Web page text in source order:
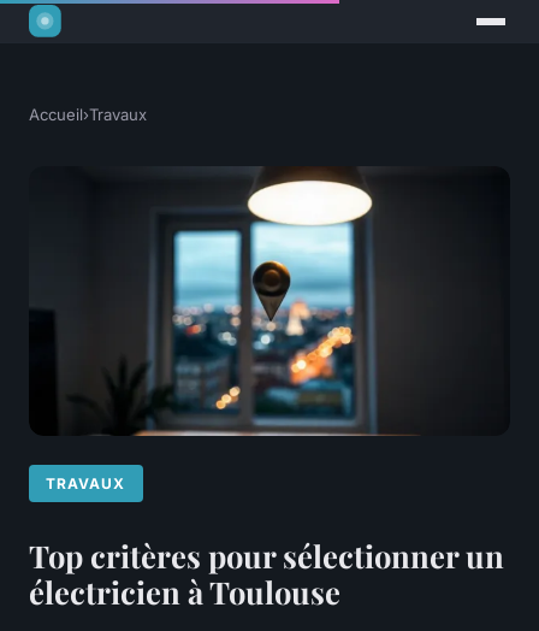
Accueil›Travaux
TRAVAUX
Top critères pour sélectionner un
électricien à Toulouse